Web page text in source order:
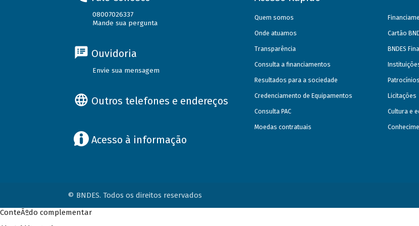
08007026337
Mande sua pergunta
Ouvidoria
Envie sua mensagem
Outros telefones e endereços
Acesso à informação
Quem somos
Onde atuamos
Transparência
Consulta a financiamentos
Resultados para a sociedade
Credenciamento de Equipamentos
Consulta PAC
Moedas contratuais
Cartão
BNDES
Patrocínios
Licitações
Cultura e
© BNDES. Todos os direitos reservados
ConteÃºdo complementar